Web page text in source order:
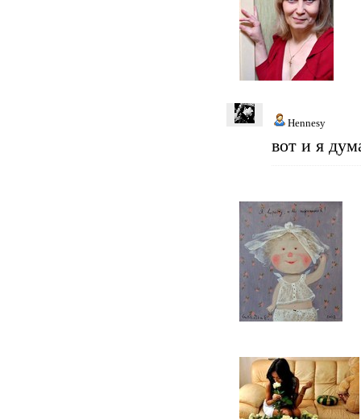
Hennesy
вот и я